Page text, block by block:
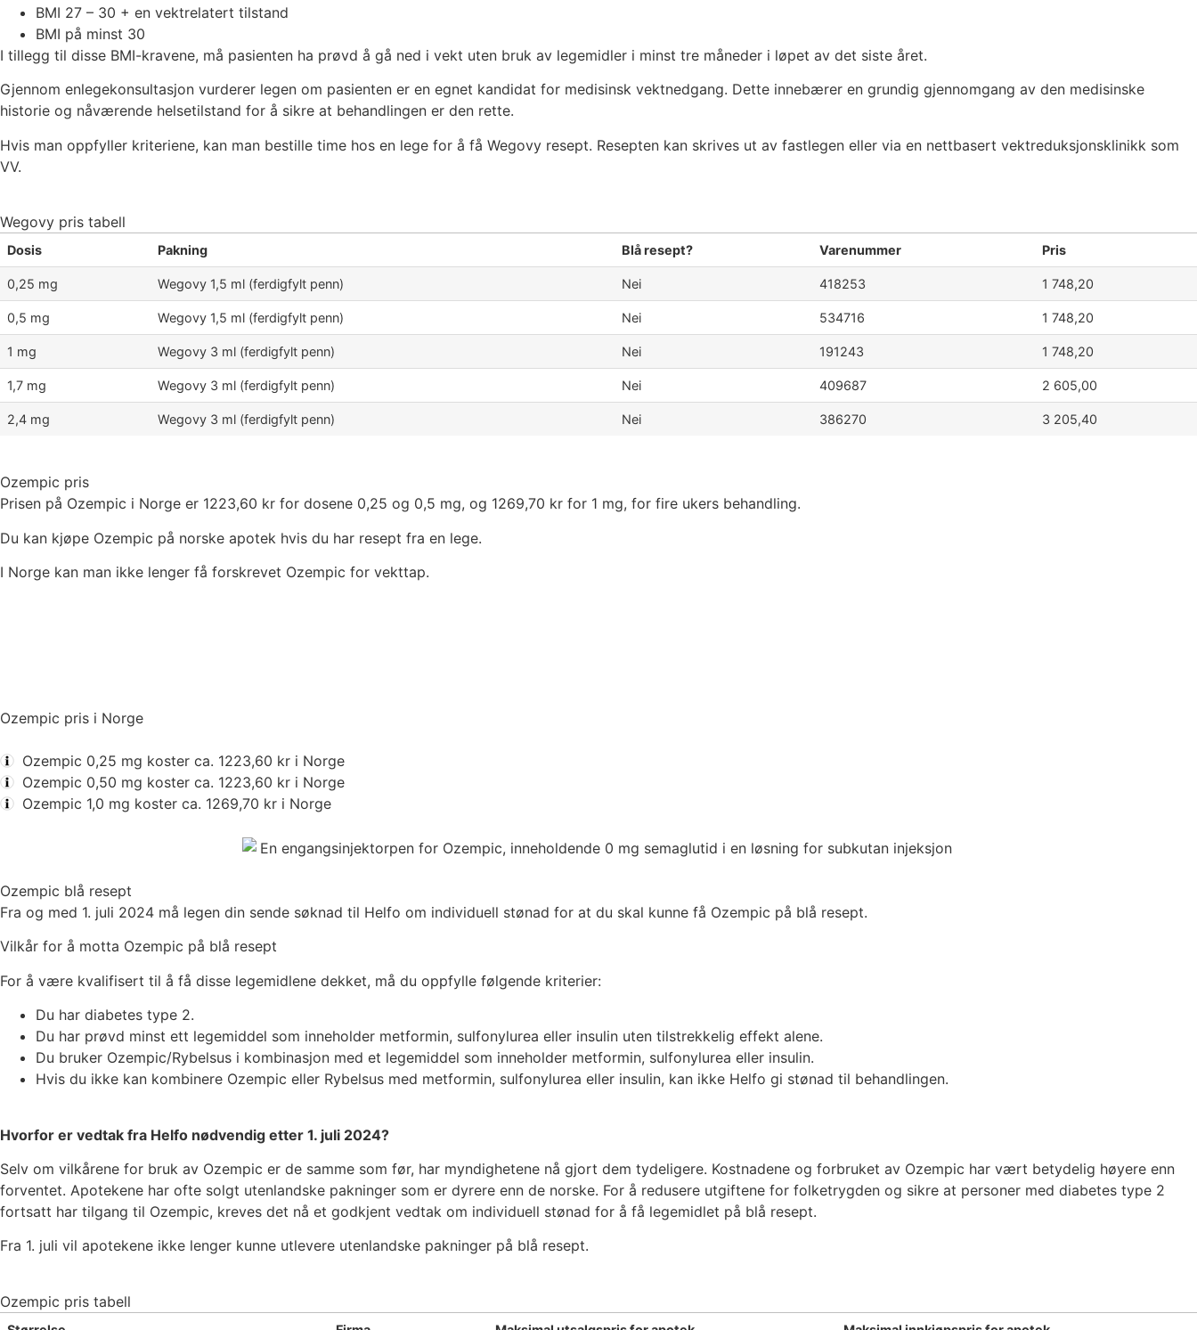
BMI 27 – 30 + en vektrelatert tilstand
BMI på minst 30
I tillegg til disse BMI-kravene, må pasienten ha prøvd å gå ned i vekt uten bruk av legemidler i minst tre måneder i løpet av det siste året.
Gjennom enlegekonsultasjon vurderer legen om pasienten er en egnet kandidat for medisinsk vektnedgang. Dette innebærer en grundig gjennomgang av den medisinske
historie og nåværende helsetilstand for å sikre at behandlingen er den rette.
Hvis man oppfyller kriteriene, kan man bestille time hos en lege for å få Wegovy resept. Resepten kan skrives ut av fastlegen eller via en nettbasert vektreduksjonsklinikk som
VV.
Wegovy pris tabell
Dosis Pakning Blå resept? Varenummer Pris
0,25 mg Wegovy 1,5 ml (ferdigfylt penn) Nei 418253 1 748,20
0,5 mg Wegovy 1,5 ml (ferdigfylt penn) Nei 534716 1 748,20
1 mg Wegovy 3 ml (ferdigfylt penn) Nei 191243 1 748,20
1,7 mg Wegovy 3 ml (ferdigfylt penn) Nei 409687 2 605,00
2,4 mg Wegovy 3 ml (ferdigfylt penn) Nei 386270 3 205,40
Ozempic pris
Prisen på Ozempic i Norge er 1223,60 kr for dosene 0,25 og 0,5 mg, og 1269,70 kr for 1 mg, for fire ukers behandling.
Du kan kjøpe Ozempic på norske apotek hvis du har resept fra en lege.
I Norge kan man ikke lenger få forskrevet Ozempic for vekttap.
Ozempic pris i Norge
Ozempic 0,25 mg koster ca. 1223,60 kr i Norge
Ozempic 0,50 mg koster ca. 1223,60 kr i Norge
Ozempic 1,0 mg koster ca. 1269,70 kr i Norge
Ozempic blå resept
Fra og med 1. juli 2024 må legen din sende søknad til Helfo om individuell stønad for at du skal kunne få Ozempic på blå resept.
Vilkår for å motta Ozempic på blå resept
For å være kvalifisert til å få disse legemidlene dekket, må du oppfylle følgende kriterier:
Du har diabetes type 2.
Du har prøvd minst ett legemiddel som inneholder metformin, sulfonylurea eller insulin uten tilstrekkelig effekt alene.
Du bruker Ozempic/Rybelsus i kombinasjon med et legemiddel som inneholder metformin, sulfonylurea eller insulin.
Hvis du ikke kan kombinere Ozempic eller Rybelsus med metformin, sulfonylurea eller insulin, kan ikke Helfo gi stønad til behandlingen.
Hvorfor er vedtak fra Helfo nødvendig etter 1. juli 2024?
Selv om vilkårene for bruk av Ozempic er de samme som før, har myndighetene nå gjort dem tydeligere. Kostnadene og forbruket av Ozempic har vært betydelig høyere enn
forventet. Apotekene har ofte solgt utenlandske pakninger som er dyrere enn de norske. For å redusere utgiftene for folketrygden og sikre at personer med diabetes type 2
fortsatt har tilgang til Ozempic, kreves det nå et godkjent vedtak om individuell stønad for å få legemidlet på blå resept.
Fra 1. juli vil apotekene ikke lenger kunne utlevere utenlandske pakninger på blå resept.
Ozempic pris tabell